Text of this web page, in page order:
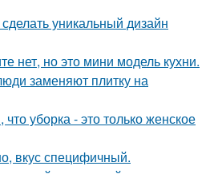
уникальный дизайн
нет, но это мини модель кухни.
заменяют плитку на
уборка - это только женское
вкус специфичный.